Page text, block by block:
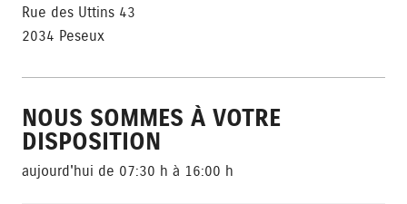
Rue des Uttins 43
2034 Peseux
NOUS SOMMES À VOTRE
DISPOSITION
aujourd'hui de 07:30 h à 16:00 h